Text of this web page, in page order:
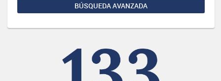
BÚSQUEDA AVANZADA